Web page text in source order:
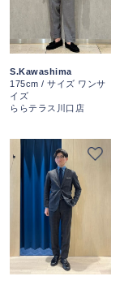
S.Kawashima
175cm / サイズ ワンサ
イズ
ららテラス川口店